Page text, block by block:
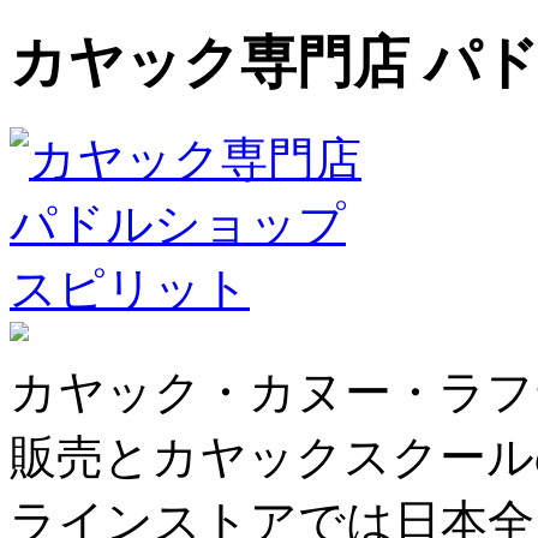
カヤック専門店 パ
カヤック・カヌー・ラ
販売とカヤックスクー
ラインストアでは日本